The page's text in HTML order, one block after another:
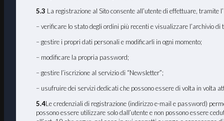
5.3 La registrazione al Sito consente all’utente di effettuare, tramite
– verificare lo stato degli ordini più recenti e visualizzare l’archivio
– gestire i propri dati personali e modificarli in ogni momento;
– modificare la propria password;
– gestire l’iscrizione al servizio di “Newsletter”;
– usufruire dei servizi dedicati che possono essere di volta in volta
5.4Le credenziali di registrazione (indirizzo e-mail e password)
possono essere utilizzare solo dall’utente e non possono essere